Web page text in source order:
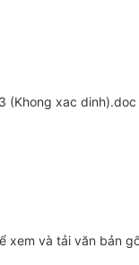
(Khong xac dinh).doc
xem và tải văn bản